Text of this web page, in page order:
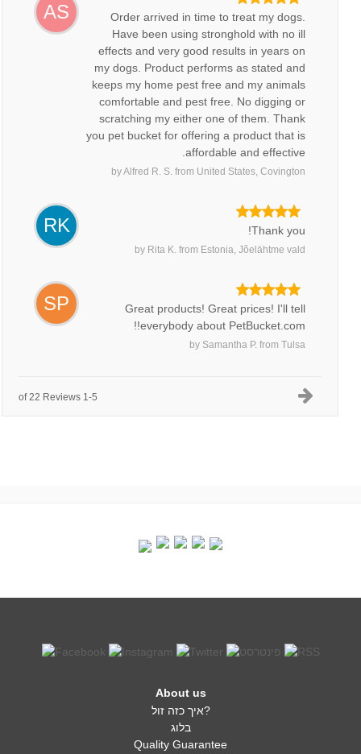
AS
Order arrived in time to treat my dogs.
Have been using stronghold with no ill
effects and very good results in years on
my dogs. Product performs as stated and
keeps my home pest free and my animals
comfortable and pest free. No digging or
scratching my either one of them. Thank
you pet bucket for offering a product that is
affordable and effective.
byAlfred R. S. from United States, Covington
RK Thank you!
by Rita K. from Estonia, Jõelähtme vald
SP
Great products! Great prices! I'll tell
everybody about PetBucket.com!!
by Samantha P. fromTulsa
1-5 of 22 Reviews
About us
איך כזה זול?
בלוג
Quality Guarantee